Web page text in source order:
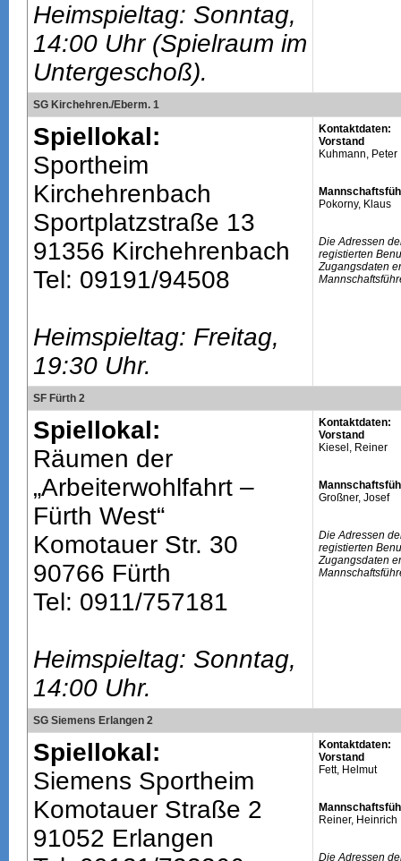
Heimspieltag: Sonntag,
14:00 Uhr (Spielraum im
Untergeschoß).
SG Kirchehren./Eberm. 1
Spiellokal:
Sportheim
Kirchehrenbach
Sportplatzstraße 13
91356 Kirchehrenbach
Tel: 09191/94508
Heimspieltag: Freitag,
19:30 Uhr.
Kontaktdaten:
Vorstand
Kuhmann, Peter
Pokorny, Klaus
Die Adressen
registierten
Zugangsdaten
SF Fürth 2
Spiellokal:
Räumen der
„Arbeiterwohlfahrt –
Fürth West“
Komotauer Str. 30
90766 Fürth
Tel: 0911/757181
Heimspieltag: Sonntag,
14:00 Uhr.
Kontaktdaten:
Vorstand
Kiesel, Reiner
Großner, Josef
Die Adressen
registierten
Zugangsdaten
SG Siemens Erlangen 2
Spiellokal:
Siemens Sportheim
Komotauer Straße 2
91052 Erlangen
Kontaktdaten:
Vorstand
Fett, Helmut
Reiner, Heinrich
Die Adressen